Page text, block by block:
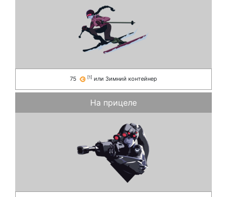
75 [1] или Зимний контейнер
На прицеле